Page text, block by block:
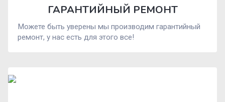
ГАРАНТИЙНЫЙ РЕМОНТ
Можете быть уверены мы производим гарантийный
ремонт, у нас есть для этого все!